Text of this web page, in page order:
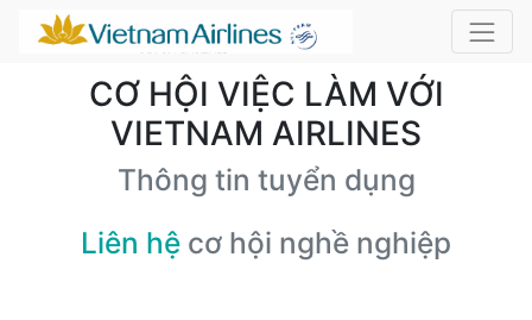
CƠ HỘI VIỆC LÀM VỚI
VIETNAM AIRLINES
Thông tin tuyển dụng
Liên hệ cơ hội nghề nghiệp